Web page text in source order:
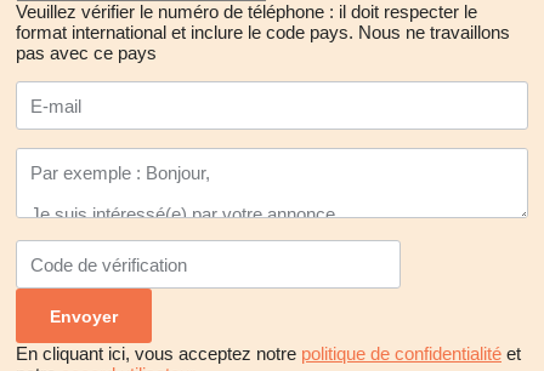
Veuillez vérifier le numéro de téléphone : il doit respecter le
format international et inclure le code pays. Nous ne travaillons
pas avec ce pays
En cliquant ici, vous acceptez notre politique de confidentialité et